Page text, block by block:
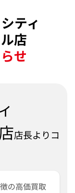
ティ
店
せ
店長よりコ
の高価買取